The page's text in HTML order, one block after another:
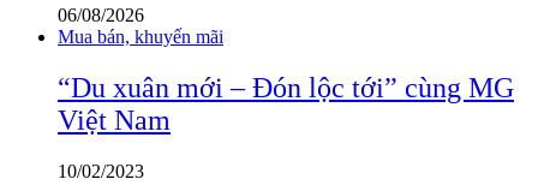
06/08/2026
Mua bán, khuyến mãi
“Du xuân mới – Đón lộc tới” cùng MG
Việt Nam
10/02/2023